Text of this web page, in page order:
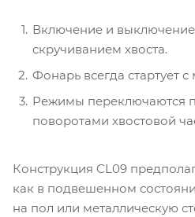
Включение и
скручиванием хвоста.
Фонарь всегда стартует
Режимы переключаются
поворотами хвостовой
Конструкция CL09
как в подвешенном
на пол или металлическую